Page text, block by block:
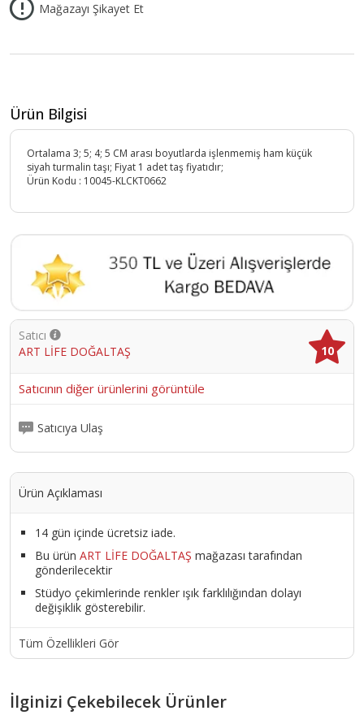
Mağazayı Şikayet Et
Ürün Bilgisi
Ortalama 3; 5; 4; 5 CM arası boyutlarda işlenmemiş ham küçük
siyah turmalin taşı; Fiyat 1 adet taş fiyatıdır;
Ürün Kodu : 10045-KLCKT0662
Satıcı
ART LİFE DOĞALTAŞ
10
Satıcının diğer ürünlerini görüntüle
Satıcıya Ulaş
Ürün Açıklaması
14 gün içinde ücretsiz iade.
Bu ürün ART LİFE DOĞALTAŞ mağazası tarafından
gönderilecektir
Stüdyo çekimlerinde renkler ışık farklılığından dolayı
değişiklik gösterebilir.
Tüm Özellikleri Gör
İlginizi Çekebilecek Ürünler